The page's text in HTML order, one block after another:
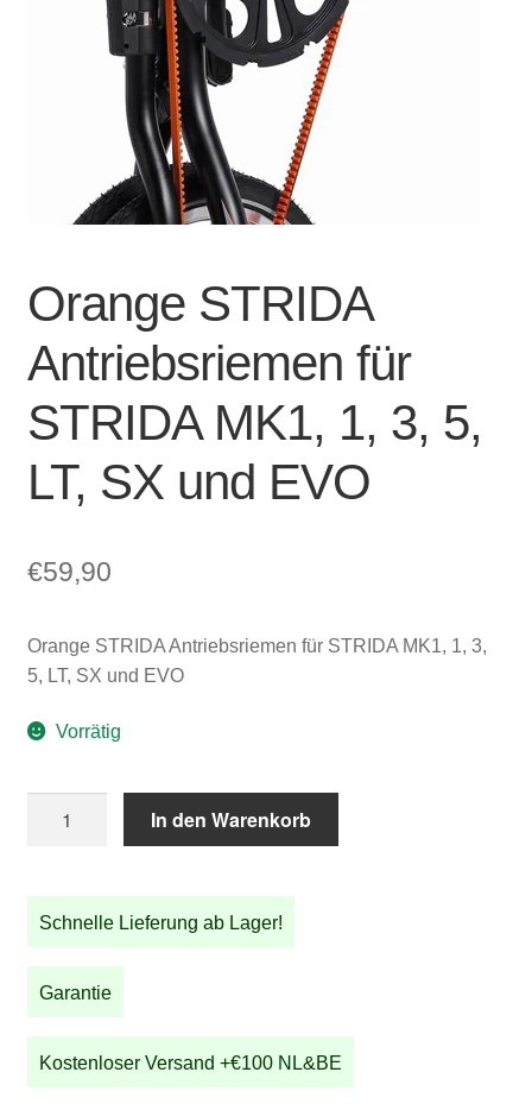
Orange STRIDA
Antriebsriemen für
STRIDA MK1, 1, 3, 5,
LT, SX und EVO
€59,90
Orange STRIDA Antriebsriemen für STRIDA MK1, 1, 3,
5, LT, SX und EVO
Vorrätig
für
STRIDA
1,
3,
LT,
In den Warenkorb
Schnelle Lieferung ab Lager!
Garantie
Kostenloser Versand +€100 NL&BE